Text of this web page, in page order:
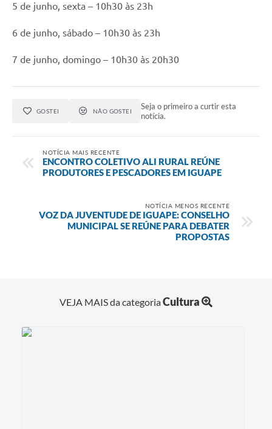
5 de junho, sexta – 10h30 às 23h
6 de junho, sábado – 10h30 às 23h
7 de junho, domingo – 10h30 às 20h30
GOSTEI NÃO GOSTEI
Seja o primeiro a curtir esta
notícia.
NOTÍCIA MAIS RECENTE
ENCONTRO COLETIVO ALI RURAL REÚNE
PRODUTORES E PESCADORES EM IGUAPE
NOTÍCIA MENOS RECENTE
VOZ DA JUVENTUDE DE IGUAPE: CONSELHO
MUNICIPAL SE REÚNE PARA DEBATER
PROPOSTAS
VEJA MAIS da categoriaCultura